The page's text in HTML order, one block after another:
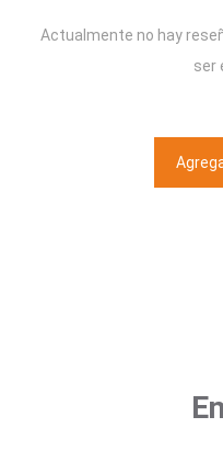
Actualmente no hay
ser